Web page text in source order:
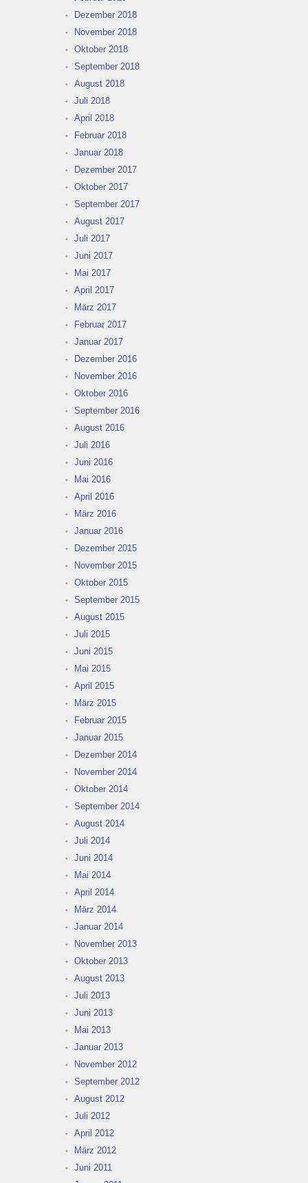
Dezember 2018
November 2018
Oktober 2018
September 2018
August 2018
Juli 2018
April 2018
Februar 2018
Januar 2018
Dezember 2017
Oktober 2017
September 2017
August 2017
Juli 2017
Juni 2017
Mai 2017
April 2017
März 2017
Februar 2017
Januar 2017
Dezember 2016
November 2016
Oktober 2016
September 2016
August 2016
Juli 2016
Juni 2016
Mai 2016
April 2016
März 2016
Januar 2016
Dezember 2015
November 2015
Oktober 2015
September 2015
August 2015
Juli 2015
Juni 2015
Mai 2015
April 2015
März 2015
Februar 2015
Januar 2015
Dezember 2014
November 2014
Oktober 2014
September 2014
August 2014
Juli 2014
Juni 2014
Mai 2014
April 2014
März 2014
Januar 2014
November 2013
Oktober 2013
August 2013
Juli 2013
Juni 2013
Mai 2013
Januar 2013
November 2012
September 2012
August 2012
Juli 2012
April 2012
März 2012
Juni 2011